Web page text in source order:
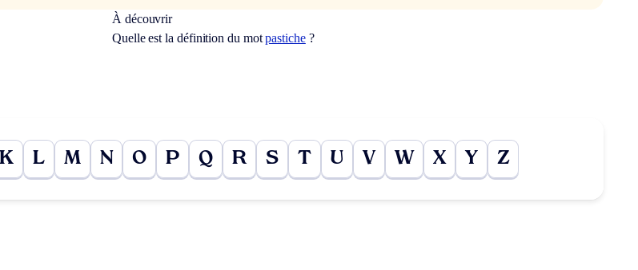
À découvrir
Quelle est la définition du motpastiche?
K L M N O P Q R S T U V W X Y Z